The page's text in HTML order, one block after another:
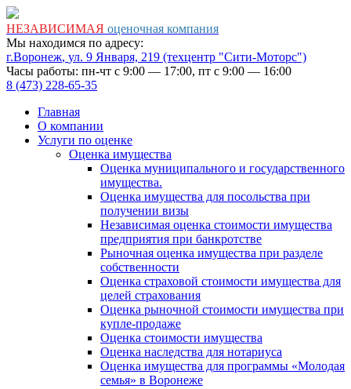
НЕЗАВИСИМАЯ оценочная компания
Мы находимся по адресу:
г.Воронеж, ул. 9 Января, 219 (техцентр "Сити-Моторс")
Часы работы: пн-чт с 9:00 — 17:00, пт с 9:00 — 16:00
8 (473) 228-65-35
Главная
О компании
Услуги по оценке
Оценка имущества
Оценка муниципального и государственного
имущества.
Оценка имущества для посольства при
получении визы
Независимая оценка стоимости имущества
предприятия при банкротстве
Рыночная оценка имущества при разделе
собственности
Оценка страховой стоимости имущества для
целей страхования
Оценка рыночной стоимости имущества при
купле-продаже
Оценка стоимости имущества
Оценка наследства для нотариуса
Оценка имущества для программы «Молодая
семья» в Воронеже